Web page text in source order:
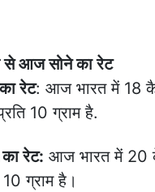
से आज सोने का रेट